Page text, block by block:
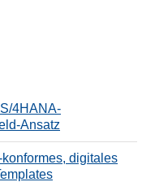
4HANA-
Ansatz
digitales